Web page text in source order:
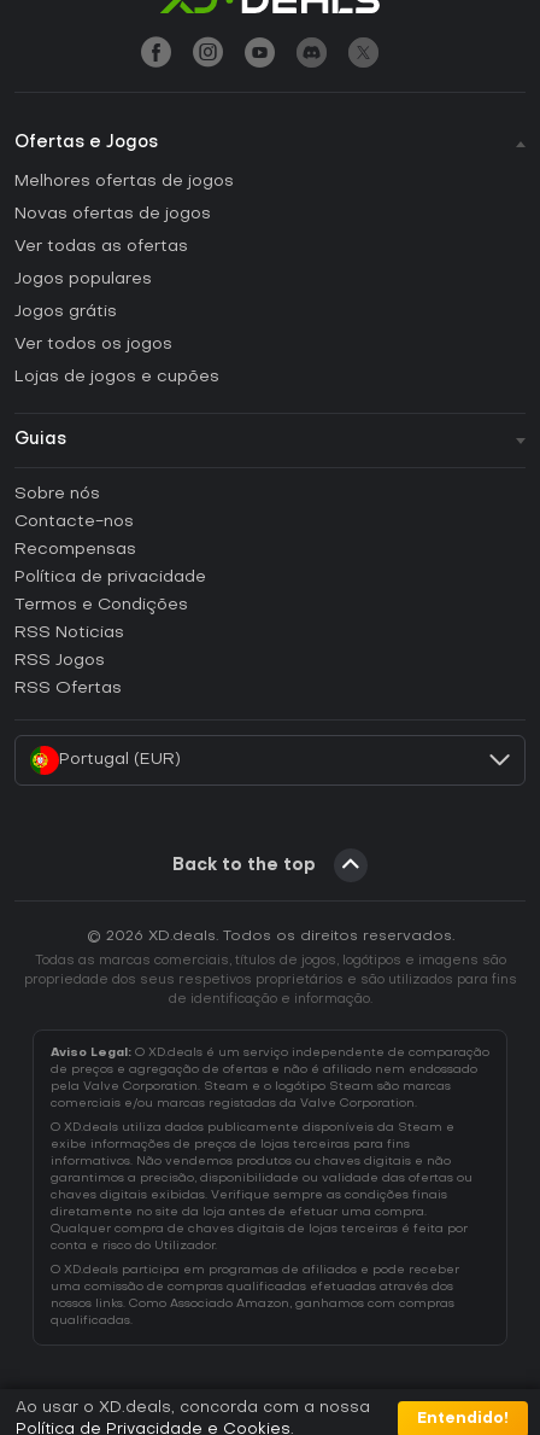
Ofertas e Jogos
Melhores ofertas de jogos
Novas ofertas de jogos
Ver todas as ofertas
Jogos populares
Jogos grátis
Ver todos os jogos
Lojas de jogos e cupões
Guias
Como ativar uma CD Key Steam?
Como ativar uma CD Key Epic Games?
Como ativar uma CD Key GOG?
Como ativar uma CD Key Ubisoft Connect?
Sobre nós
Contacte-nos
Recompensas
Política de privacidade
Termos e Condições
RSS Noticias
RSS Jogos
RSS Ofertas
Portugal (EUR)
Back to the top
© 2026 XD.deals. Todos os direitos reservados.
Todas as marcas comerciais, títulos de jogos, logótipos e imagens são
propriedade dos seus respetivos proprietários e são utilizados para fins
de identificação e informação.
Aviso Legal: O XD.deals é um serviço independente de comparação
de preços e agregação de ofertas e não é afiliado nem endossado
pela Valve Corporation. Steam e o logótipo Steam são marcas
comerciais e/ou marcas registadas da Valve Corporation.
O XD.deals utiliza dados publicamente disponíveis da Steam e
exibe informações de preços de lojas terceiras para fins
informativos. Não vendemos produtos ou chaves digitais e não
garantimos a precisão, disponibilidade ou validade das ofertas ou
chaves digitais exibidas. Verifique sempre as condições finais
diretamente no site da loja antes de efetuar uma compra.
Qualquer compra de chaves digitais de lojas terceiras é feita por
conta e risco do Utilizador.
O XD.deals participa em programas de afiliados e pode receber
uma comissão de compras qualificadas efetuadas através dos
nossos links. Como Associado Amazon, ganhamos com compras
qualificadas.
Ao usar o XD.deals, concorda com a nossa
Política de Privacidade e Cookies
Entendido!